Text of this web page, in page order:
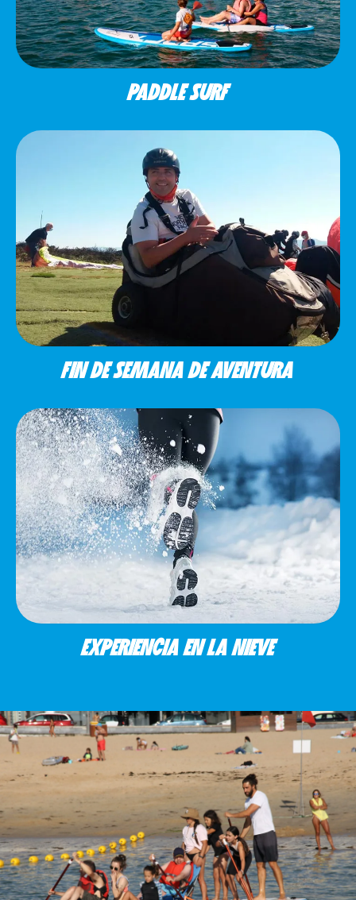
PADDLE SURF
FIN DE SEMANA DE AVENTURA
EXPERIENCIA EN LA NIEVE